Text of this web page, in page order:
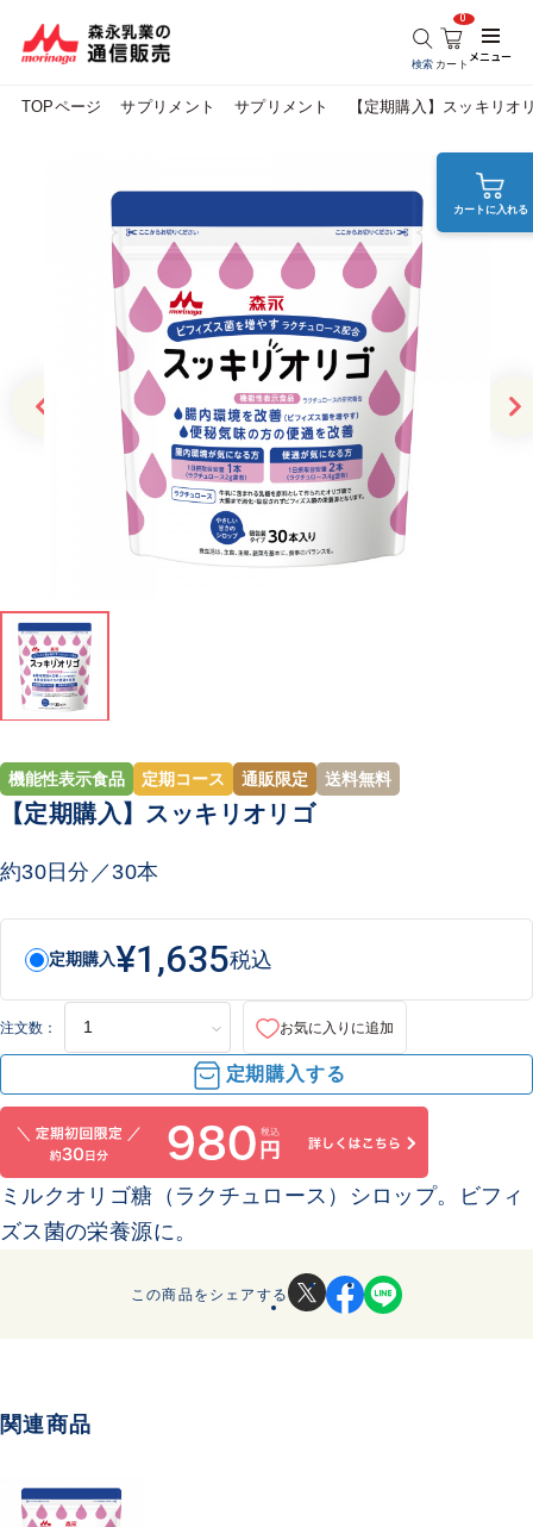
検索 カート
0
メニュー
TOPページ サプリメント サプリメント 【定期購入】スッキリオ
カートに入れる
機能性表示食品 定期コース 通販限定 送料無料
【定期購入】スッキリオリゴ
約30日分／30本
定期購入¥1,635税込
注文数： お気に入りに追加
定期購入する
ミルクオリゴ糖（ラクチュロース）シロップ。ビフィ
ズス菌の栄養源に。
この商品をシェアする
関連商品